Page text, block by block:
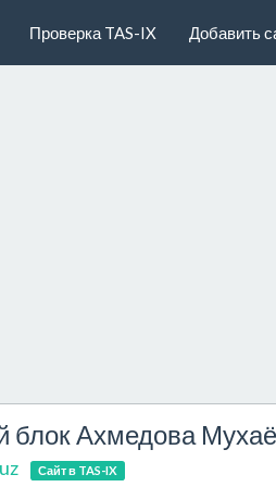
Проверка TAS-IX Добавить
блок Ахмедова Мухаё
Сайт в TAS-IX